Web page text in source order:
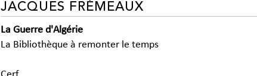
JACQUES FRÉMEAUX
La Guerre d'Algérie
La Bibliothèque à remonter le temps